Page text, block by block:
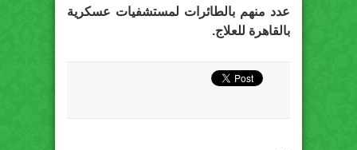
عدد منهم بالطائرات لمستشفيات عسكرية
بالقاهرة للعلاج.